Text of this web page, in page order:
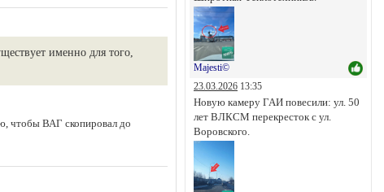
Majesti©
23.03.2026 13:35
Новую камеру ГАИ повесили: ул. 50
лет ВЛКСМ перекресток с ул.
Воровского.
именно для того,
чтобы ВАГ скопировал до